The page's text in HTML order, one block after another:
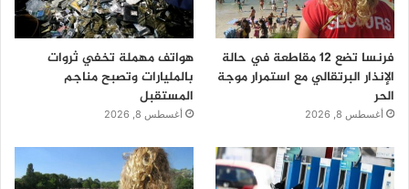
فرنسا تضع 12 مقاطعة في حالة
الإنذار البرتقالي مع استمرار موجة
الحر
أغسطس 8, 2026
هواتف مهملة تخفي ثروات
بالمليارات وتصبح مناجم
المستقبل
أغسطس 8, 2026